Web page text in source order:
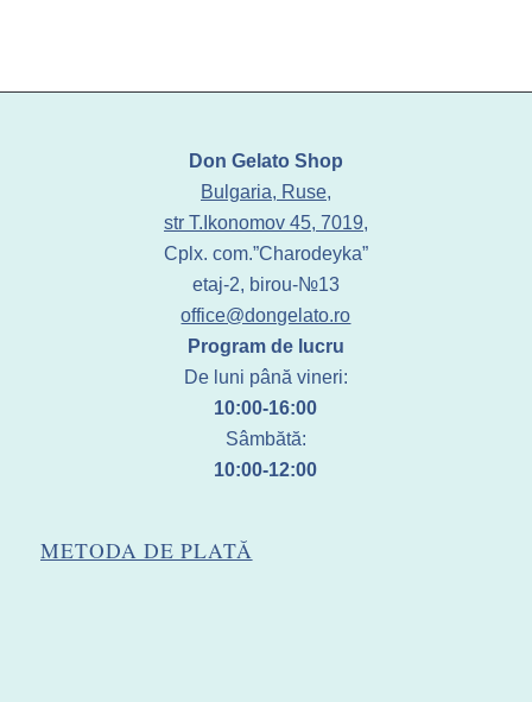
Don Gelato Shop
Bulgaria, Ruse,
str T.Ikonomov 45, 7019,
Cplx. com.”Charodeyka”
etaj-2, birou-№13
office@dongelato.ro
Program de lucru
De luni până vineri:
10:00-16:00
Sâmbătă:
10:00-12:00
METODA DE PLATĂ